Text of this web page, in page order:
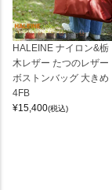
HALEINE ナイロン&栃
木レザー たつのレザー
ボストンバッグ 大きめ
4FB
¥15,400(税込)